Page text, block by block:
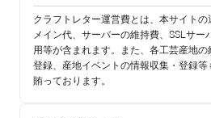
クラフトレター運営費とは、本サイト
メイン代、サーバーの維持費、SSLサー
用等が含まれます。また、各工芸産地
登録、産地イベントの情報収集・登録等
賄っております。